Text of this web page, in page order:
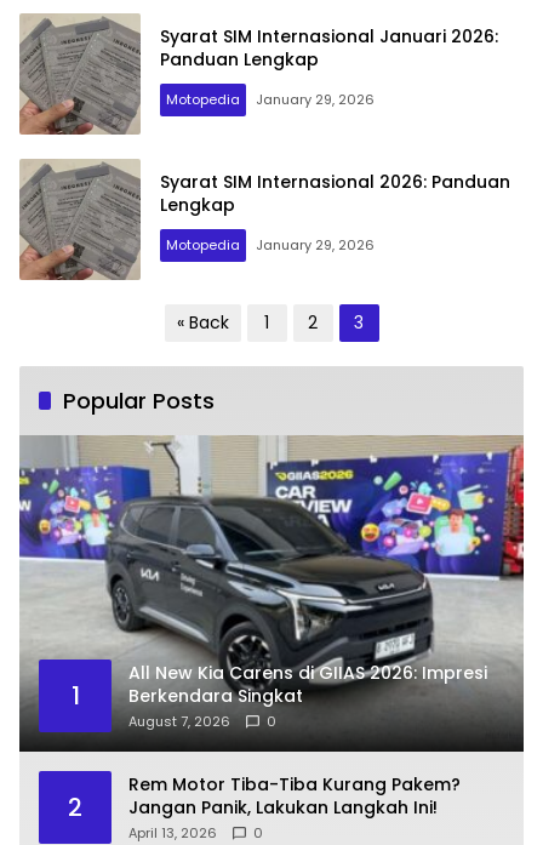
Syarat SIM Internasional Januari 2026:
Panduan Lengkap
Motopedia January 29, 2026
Syarat SIM Internasional 2026: Panduan
Lengkap
Motopedia January 29, 2026
pagination
« Back 1 2 3
Popular Posts
1
All New Kia Carens di GIIAS 2026: Impresi
Berkendara Singkat
August 7, 2026 0
2
Rem Motor Tiba-Tiba Kurang Pakem?
Jangan Panik, Lakukan Langkah Ini!
April 13, 2026 0